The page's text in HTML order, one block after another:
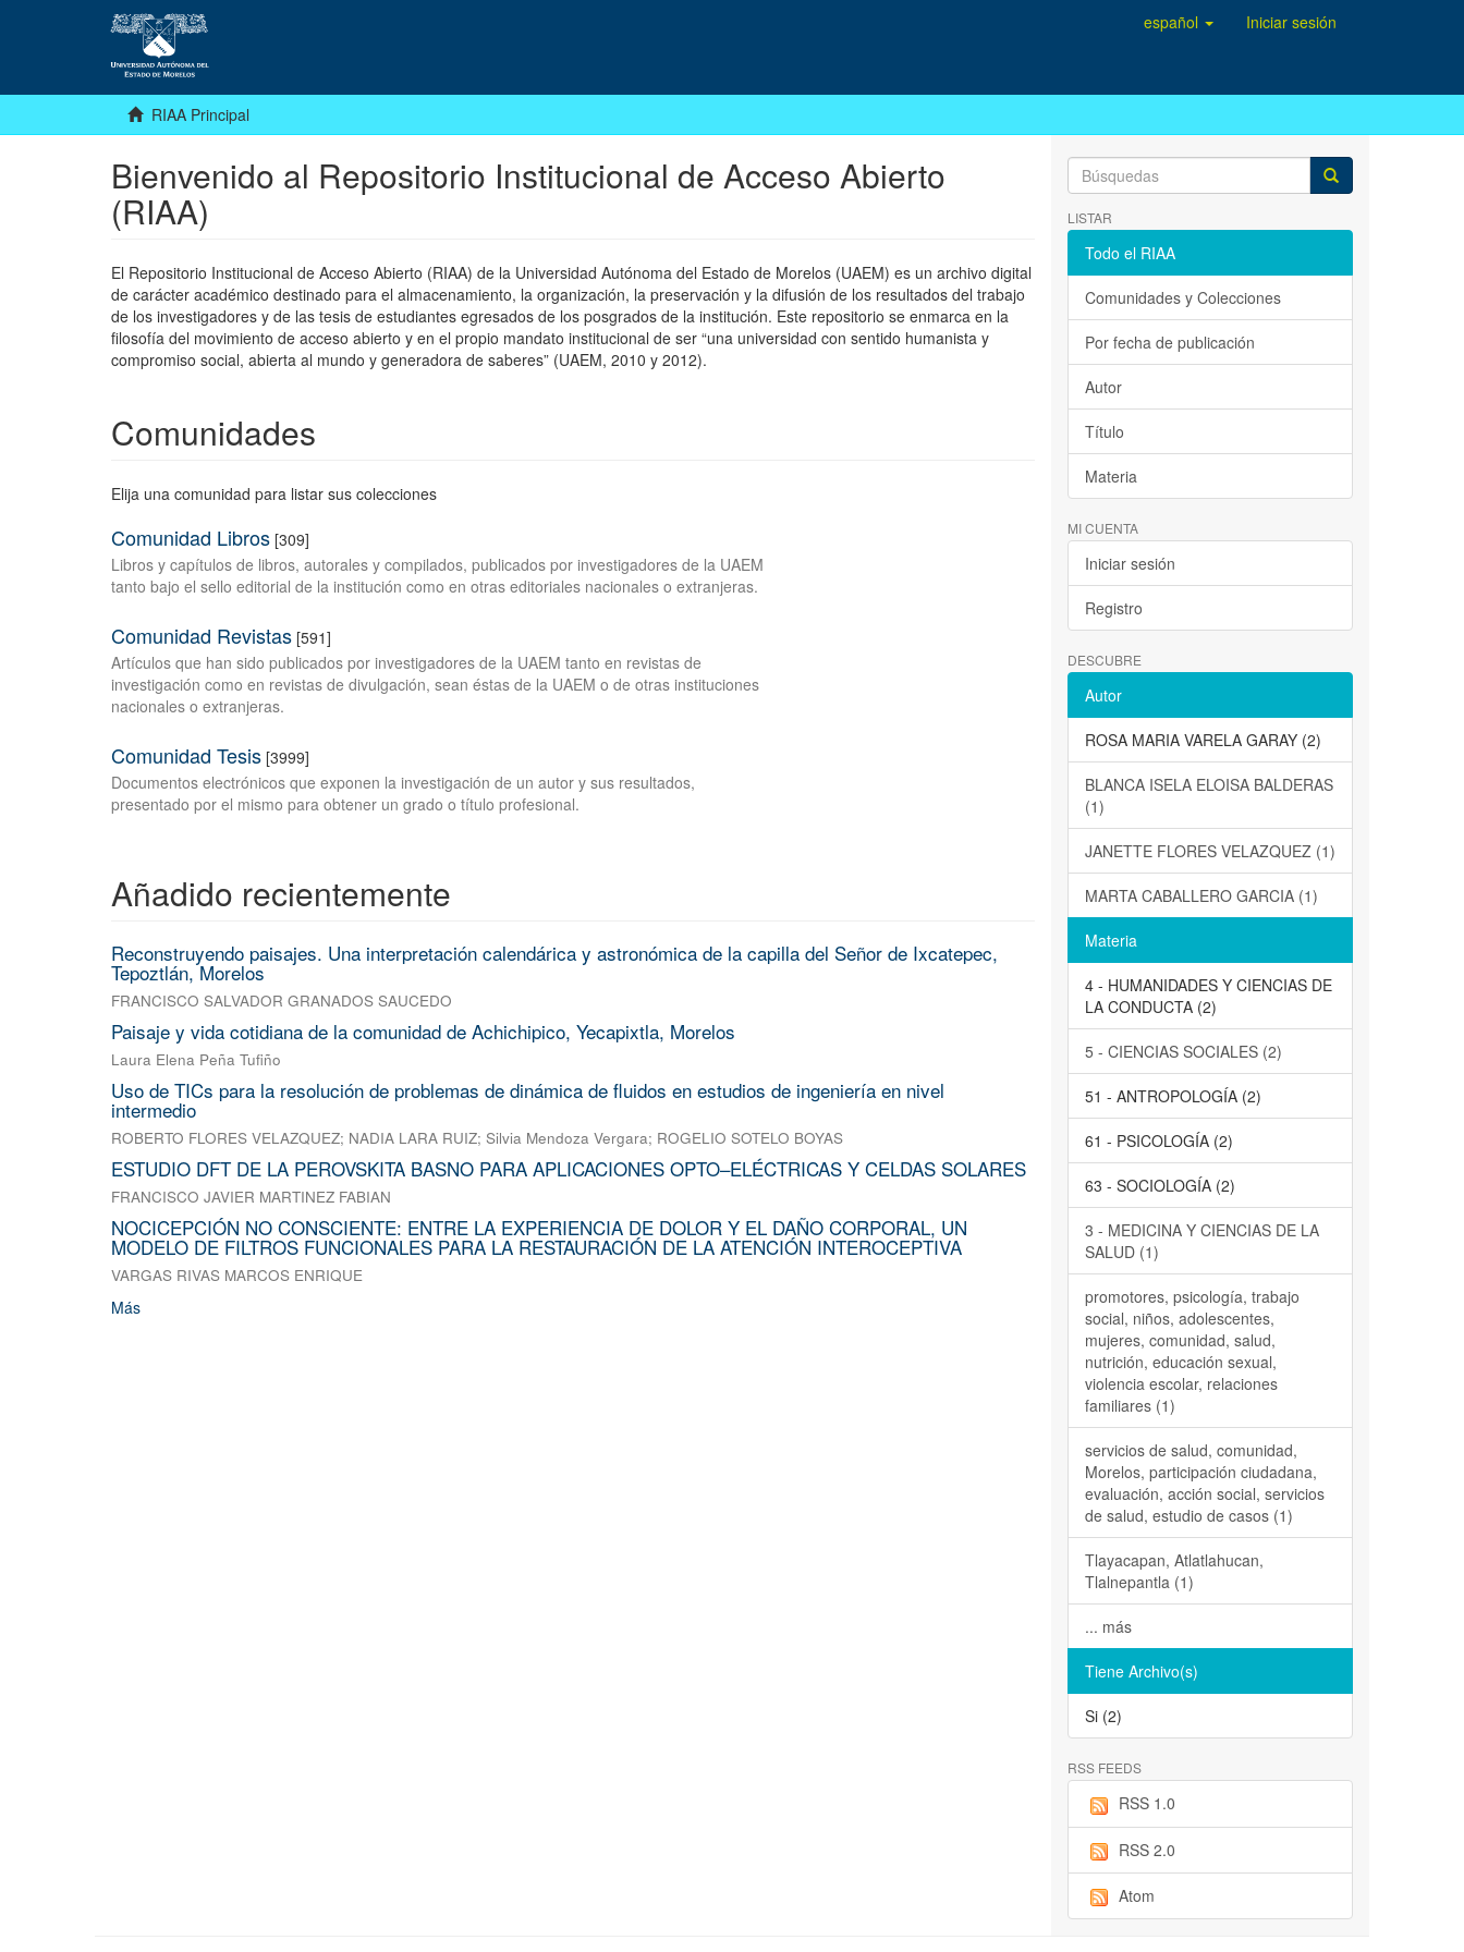
español Iniciar sesión
RIAA Principal
Bienvenido al Repositorio Institucional de Acceso Abierto
(RIAA)
El Repositorio Institucional de Acceso Abierto (RIAA) de la Universidad Autónoma del Estado de Morelos (UAEM) es un archivo digital
de carácter académico destinado para el almacenamiento, la organización, la preservación y la difusión de los resultados del trabajo
de los investigadores y de las tesis de estudiantes egresados de los posgrados de la institución. Este repositorio se enmarca en la
filosofía del movimiento de acceso abierto y en el propio mandato institucional de ser “una universidad con sentido humanista y
compromiso social, abierta al mundo y generadora de saberes” (UAEM, 2010 y 2012).
Comunidades
Elija una comunidad para listar sus colecciones
Comunidad Libros [309]
Libros y capítulos de libros, autorales y compilados, publicados por investigadores de la UAEM
tanto bajo el sello editorial de la institución como en otras editoriales nacionales o extranjeras.
Comunidad Revistas [591]
Artículos que han sido publicados por investigadores de la UAEM tanto en revistas de
investigación como en revistas de divulgación, sean éstas de la UAEM o de otras instituciones
nacionales o extranjeras.
Comunidad Tesis [3999]
Documentos electrónicos que exponen la investigación de un autor y sus resultados,
presentado por el mismo para obtener un grado o título profesional.
Añadido recientemente
Reconstruyendo paisajes. Una interpretación calendárica y astronómica de la capilla del Señor de Ixcatepec,
Tepoztlán, Morelos
FRANCISCO SALVADOR GRANADOS SAUCEDO
Paisaje y vida cotidiana de la comunidad de Achichipico, Yecapixtla, Morelos
Laura Elena Peña Tufiño
Uso de TICs para la resolución de problemas de dinámica de fluidos en estudios de ingeniería en nivel
intermedio
ROBERTO FLORES VELAZQUEZ; NADIA LARA RUIZ; Silvia Mendoza Vergara; ROGELIO SOTELO BOYAS
ESTUDIO DFT DE LA PEROVSKITA BASNO PARA APLICACIONES OPTO–ELÉCTRICAS Y CELDAS SOLARES
FRANCISCO JAVIER MARTINEZ FABIAN
NOCICEPCIÓN NO CONSCIENTE: ENTRE LA EXPERIENCIA DE DOLOR Y EL DAÑO CORPORAL, UN
MODELO DE FILTROS FUNCIONALES PARA LA RESTAURACIÓN DE LA ATENCIÓN INTEROCEPTIVA
VARGAS RIVAS MARCOS ENRIQUE
Más
LISTAR
Todo el RIAA
Comunidades y Colecciones
Por fecha de publicación
Autor
Título
Materia
MI CUENTA
Iniciar sesión
Registro
DESCUBRE
Autor
ROSA MARIA VARELA GARAY (2)
BLANCA ISELA ELOISA BALDERAS
(1)
JANETTE FLORES VELAZQUEZ (1)
MARTA CABALLERO GARCIA (1)
Materia
4 - HUMANIDADES Y CIENCIAS DE
LA CONDUCTA (2)
5 - CIENCIAS SOCIALES (2)
51 - ANTROPOLOGÍA (2)
61 - PSICOLOGÍA (2)
63 - SOCIOLOGÍA (2)
3 - MEDICINA Y CIENCIAS DE LA
SALUD (1)
promotores, psicología, trabajo
social, niños, adolescentes,
mujeres, comunidad, salud,
nutrición, educación sexual,
violencia escolar, relaciones
familiares (1)
servicios de salud, comunidad,
Morelos, participación ciudadana,
evaluación, acción social, servicios
de salud, estudio de casos (1)
Tlayacapan, Atlatlahucan,
Tlalnepantla (1)
... más
Tiene Archivo(s)
Si (2)
RSS FEEDS
RSS 1.0
RSS 2.0
Atom